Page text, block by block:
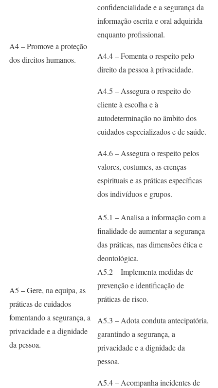
A4 – Promove a proteção
dos direitos humanos.
confidencialidade e a segurança da
informação escrita e oral adquirida
enquanto profissional.
A4.4 – Fomenta o respeito pelo
direito da pessoa à privacidade.
A4.5 – Assegura o respeito do
cliente à escolha e à
autodeterminação no âmbito dos
cuidados especializados e de saúde.
A4.6 – Assegura o respeito pelos
valores, costumes, as crenças
espirituais e as práticas específicas
dos indivíduos e grupos.
A5 – Gere, na equipa, as
práticas de cuidados
fomentando a segurança, a
privacidade e a dignidade
da pessoa.
A5.1 – Analisa a informação com a
finalidade de aumentar a segurança
das práticas, nas dimensões ética e
deontológica.
A5.2 – Implementa medidas de
prevenção e identificação de
práticas de risco.
A5.3 – Adota conduta antecipatória,
garantindo a segurança, a
privacidade e a dignidade da
pessoa.
A5.4 – Acompanha incidentes de